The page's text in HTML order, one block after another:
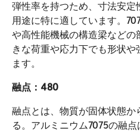
弾性率を持つため、寸法安定
用途に特に適しています。
や高性能機械の構造梁など
きな荷重や応力下でも形状や
ます。
融点：480
融点とは、物質が固体状態
る。アルミニウム7075の融